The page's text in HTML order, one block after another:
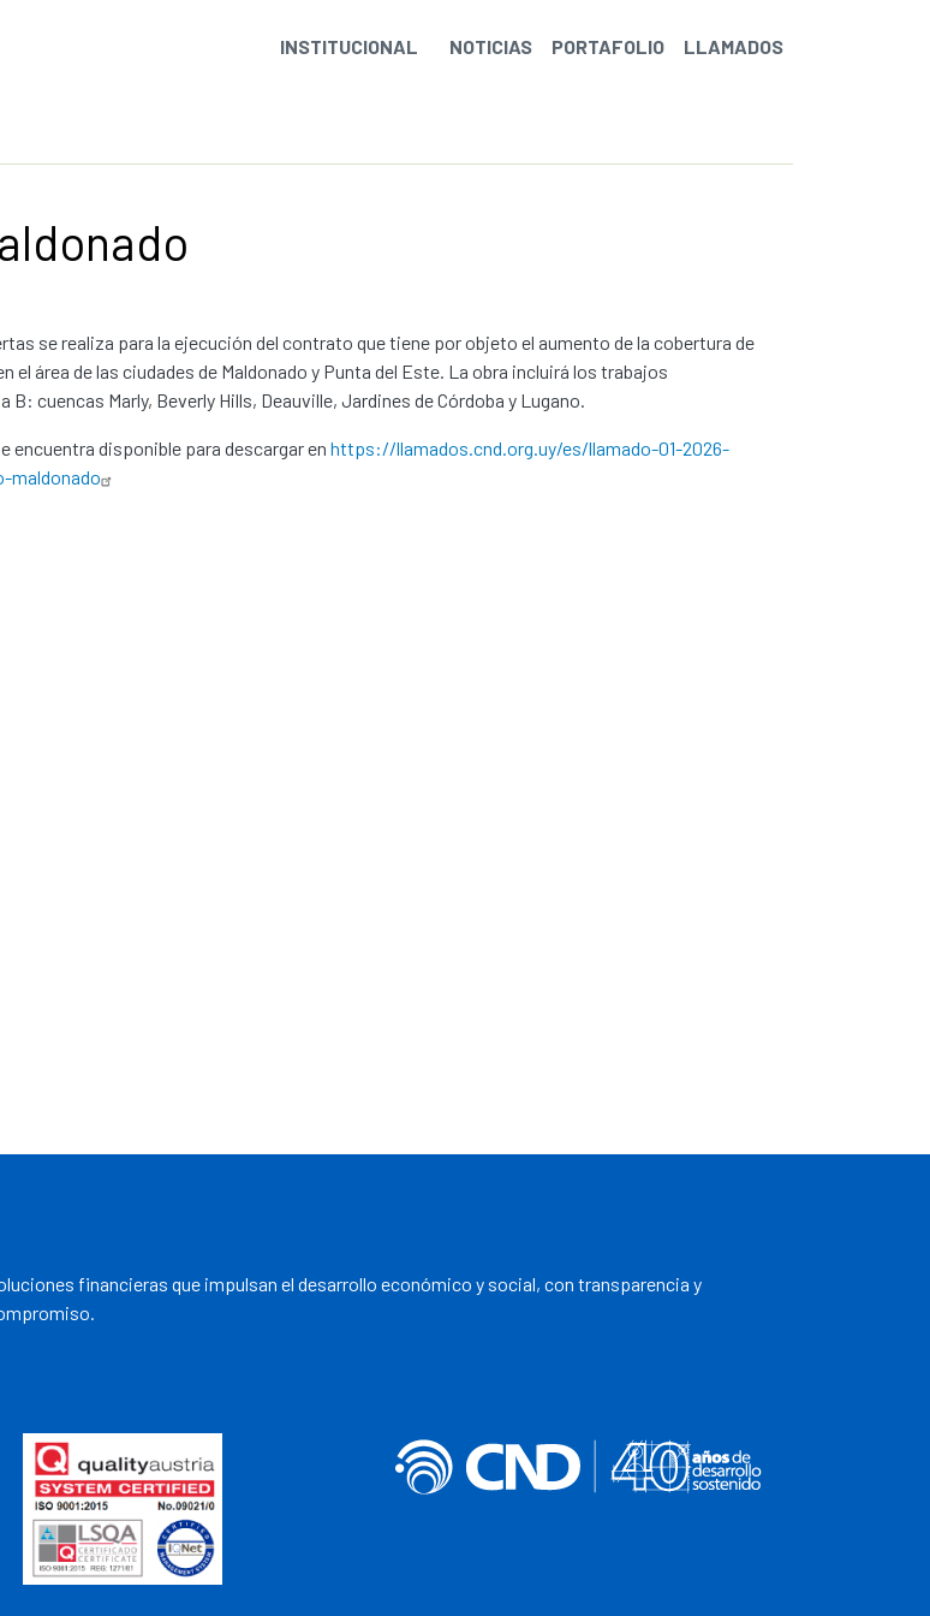
INSTITUCIONAL
NOTICIAS PORTAFOLIO LLAMADOS
se realiza para la ejecución del contrato que tiene por objeto el aumento de la cobertura de
el área de las ciudades de Maldonado y Punta del Este. La obra incluirá los trabajos
cuencas Marly, Beverly Hills, Deauville, Jardines de Córdoba y Lugano.
encuentra disponible para descargar en https://llamados.cnd.org.uy/es/llamado-01-2026-
maldonado
financieras que impulsan el desarrollo económico y social, con transparencia y